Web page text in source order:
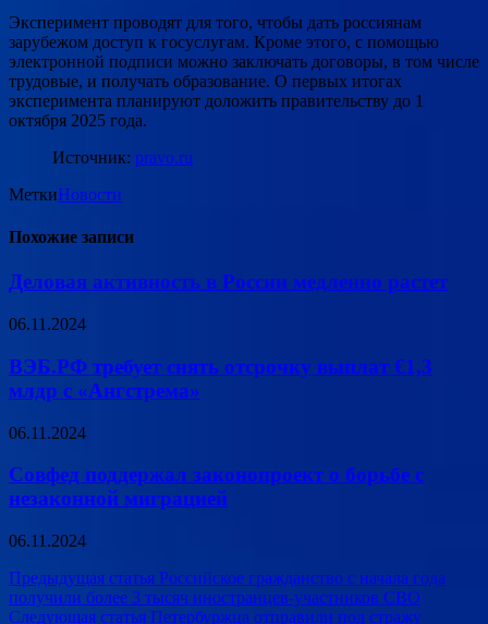
Эксперимент проводят для того, чтобы дать россиянам
зарубежом доступ к госуслугам. Кроме этого, с помощью
электронной подписи можно заключать договоры, в том числе
трудовые, и получать образование. О первых итогах
эксперимента планируют доложить правительству до 1
октября 2025 года.
Источник: pravo.ru
МеткиНовости
Похожие записи
Деловая активность в России медленно растет
06.11.2024
ВЭБ.РФ требует снять отсрочку выплат €1,3
млдр с «Ангстрема»
06.11.2024
Совфед поддержал законопроект о борьбе с
незаконной миграцией
06.11.2024
Навигация
по
Предыдущая статья Российское гражданство с начала года
получили более 3 тысяч иностранцев-участников СВО
Следующая статья Петербуржца отправили под стражу